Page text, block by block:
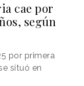
cae por
según
por primera
situó en